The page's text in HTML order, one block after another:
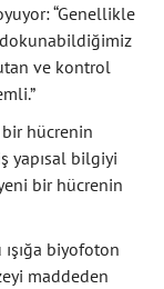
“Genellikle
ve kontrol
bir hücrenin
yapısal bilgiyi
bir hücrenin
ışığa biyofoton
maddeden